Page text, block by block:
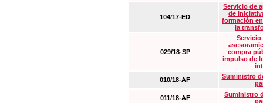
104/17-ED
Servicio de
de
formación
la
029/18-SP
Servicio
compra
impulso de
010/18-AF
Suministro
011/18-AF
Suministro